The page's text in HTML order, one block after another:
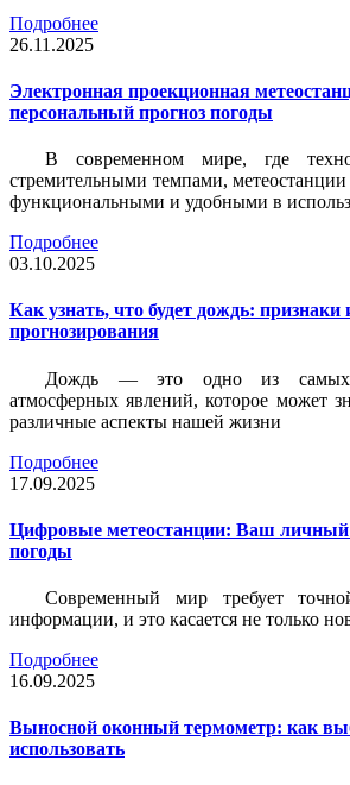
Подробнее
26.11.2025
Электронная проекционная
персональный прогноз погоды
В современном мире, где
стремительными темпами, метеостанции
функциональными и удобными в
Подробнее
03.10.2025
Как узнать, что будет дождь: признаки
прогнозирования
Дождь — это одно из самых
атмосферных явлений, которое может
различные аспекты нашей жизни
Подробнее
17.09.2025
Цифровые метеостанции: Ваш личный
погоды
Современный мир требует
информации, и это касается не только
Подробнее
16.09.2025
Выносной оконный термометр: как
использовать